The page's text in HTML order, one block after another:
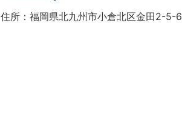
住所：福岡県北九州市小倉北区金田2-5-6